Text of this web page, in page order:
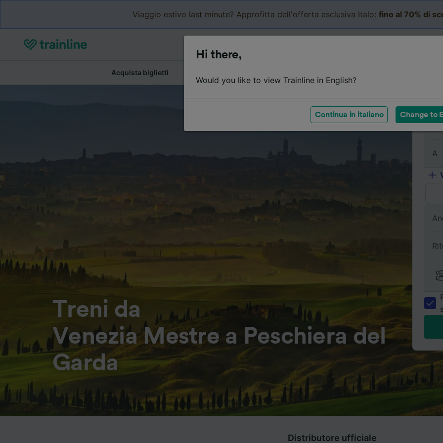
Viaggio estivo last minute? Approfitta dell'offerta esclusiva Italo: fino al 70% di
Acquista biglietti
Treni da
Venezia Mestre a Peschiera del
Garda
Da
A
Distributore ufficiale
Hi there,
Would you like to view Trainline in English?
Continua in italiano Change to